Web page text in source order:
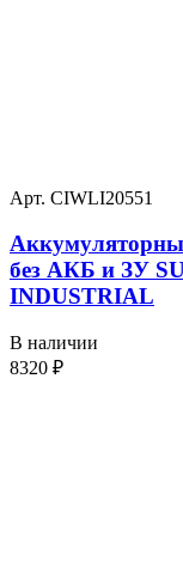
Арт. CIWLI20551
без АКБ и ЗУ
INDUSTRIAL
В наличии
8320 ₽